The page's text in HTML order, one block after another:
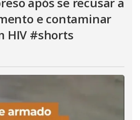
e contaminar
HIV #shorts